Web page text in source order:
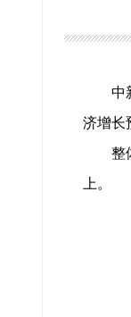
中
济增长
整
上。